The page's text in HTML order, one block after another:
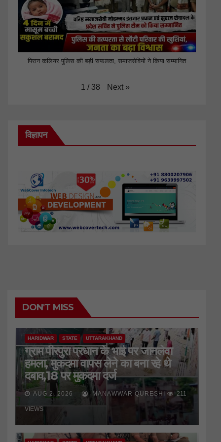
पिरान कलियर पुलिस की बड़ी सफलता, समाजसेवियों ने किया सम्मानित
1 / 38 Next »
विज्ञापन
DON'T MISS
HARIDWAR STATE UTTARAKHAND
ग्राम पीरपुरा प्रधान के भाई पर जानलेवा
हमला, मुकदमा वापस लेने का बना रहे थे
दबाव,18 पर मुकदमा दर्ज
AUG 2, 2026 MANAWWAR QURESHI 211
VIEWS